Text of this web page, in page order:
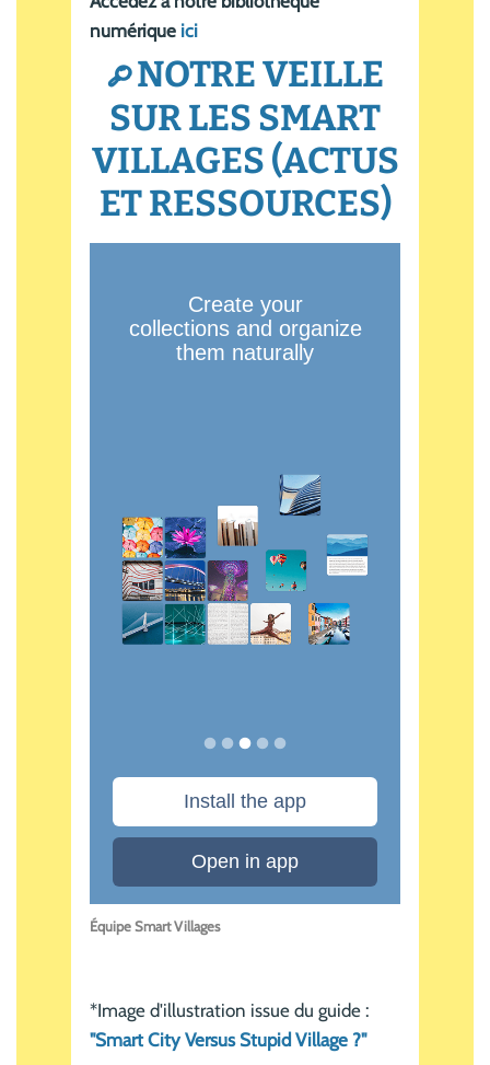
numérique ici
GNOTRE VEILLE
SUR LES SMART
VILLAGES (ACTUS
ET RESSOURCES)
Équipe Smart Villages
*Image d'illustration issue du guide :
"Smart City Versus Stupid Village ?"